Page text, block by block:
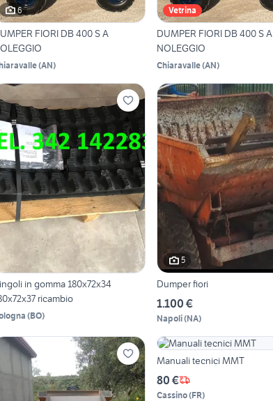
6
FIORI DB 400 S A
(AN)
Vetrina
DUMPER FIORI DB 400 S A
NOLEGGIO
Chiaravalle(AN)
in gomma 180x72x34
ricambio
(BO)
5
Dumper fiori
1.100 €
Napoli(NA)
Manuali tecnici MMT
80 €
Cassino(FR)